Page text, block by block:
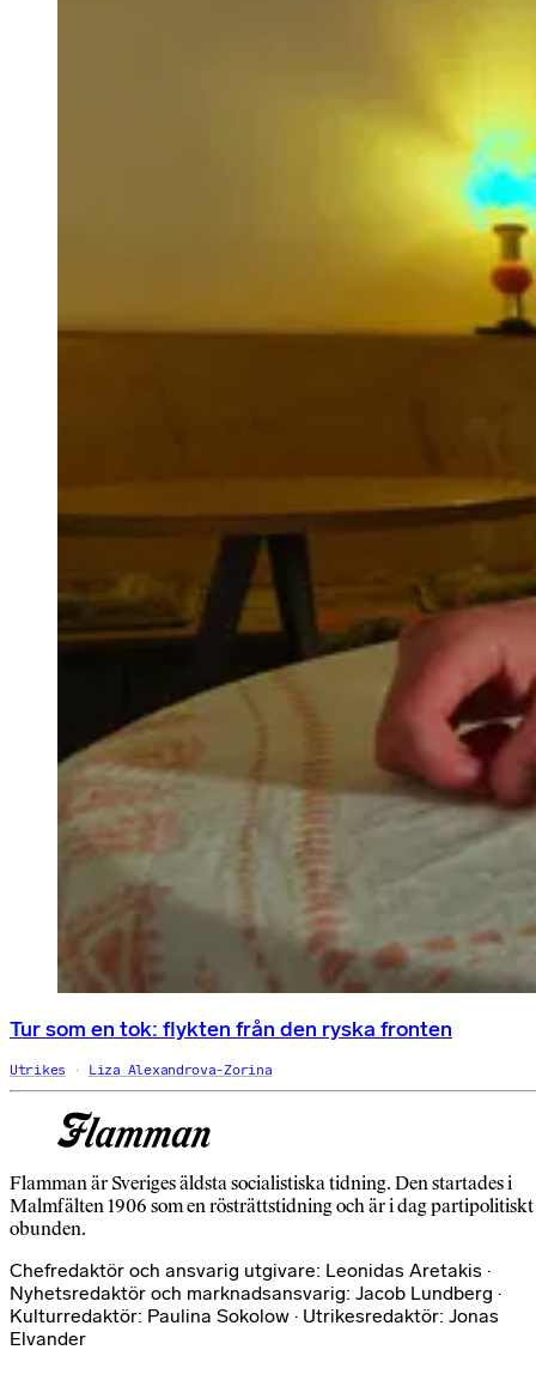
Tur som en tok: flykten från den ryska fronten
Utrikes Liza Alexandrova-Zorina
Flamman är Sveriges äldsta socialistiska tidning. Den startades i
Malmfälten 1906 som en rösträttstidning och är i dag partipolitiskt
obunden.
Chefredaktör och ansvarig utgivare: Leonidas Aretakis ·
Nyhetsredaktör och marknadsansvarig: Jacob Lundberg ·
Kulturredaktör: Paulina Sokolow · Utrikesredaktör: Jonas
Elvander